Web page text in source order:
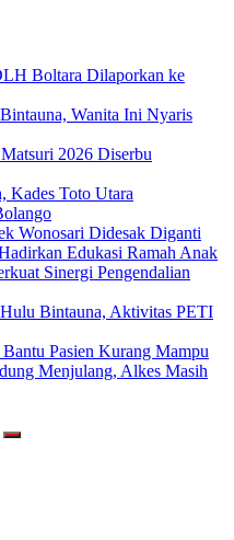
Boltara Dilaporkan ke
Wanita Ini Nyaris
2026 Diserbu
Kades Toto Utara
Wonosari Didesak Diganti
Edukasi Ramah Anak
Sinergi Pengendalian
Bintauna, Aktivitas PETI
Pasien Kurang Mampu
Menjulang, Alkes Masih
Search